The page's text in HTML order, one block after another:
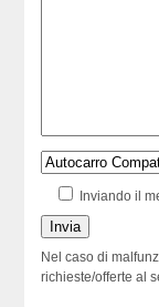
Inviando il
Nel caso di
richieste/offerte al